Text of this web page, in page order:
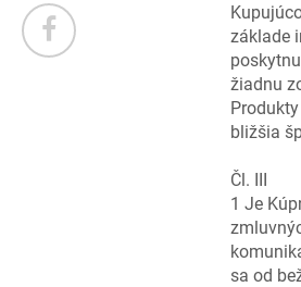
základe
žiadnu
bližšia
Čl. III
1 Je
sa od